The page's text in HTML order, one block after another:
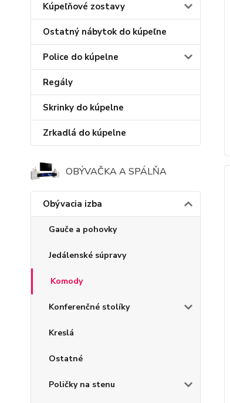
Kúpeľňové zostavy
Ostatný nábytok do kúpeľne
Police do kúpelne
Regály
Skrinky do kúpelne
Zrkadlá do kúpelne
OBÝVAČKA A SPÁLŇA
Obývacia izba
Gauče a pohovky
Jedálenské súpravy
Komody
Konferenčné stolíky
Kreslá
Ostatné
Poličky na stenu